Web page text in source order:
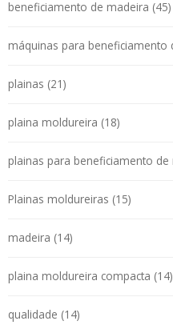
beneficiamento de madeira (45)
máquinas para beneficiamento
plainas (21)
plaina moldureira (18)
plainas para beneficiamento de
Plainas moldureiras (15)
madeira (14)
plaina moldureira compacta (14)
qualidade (14)